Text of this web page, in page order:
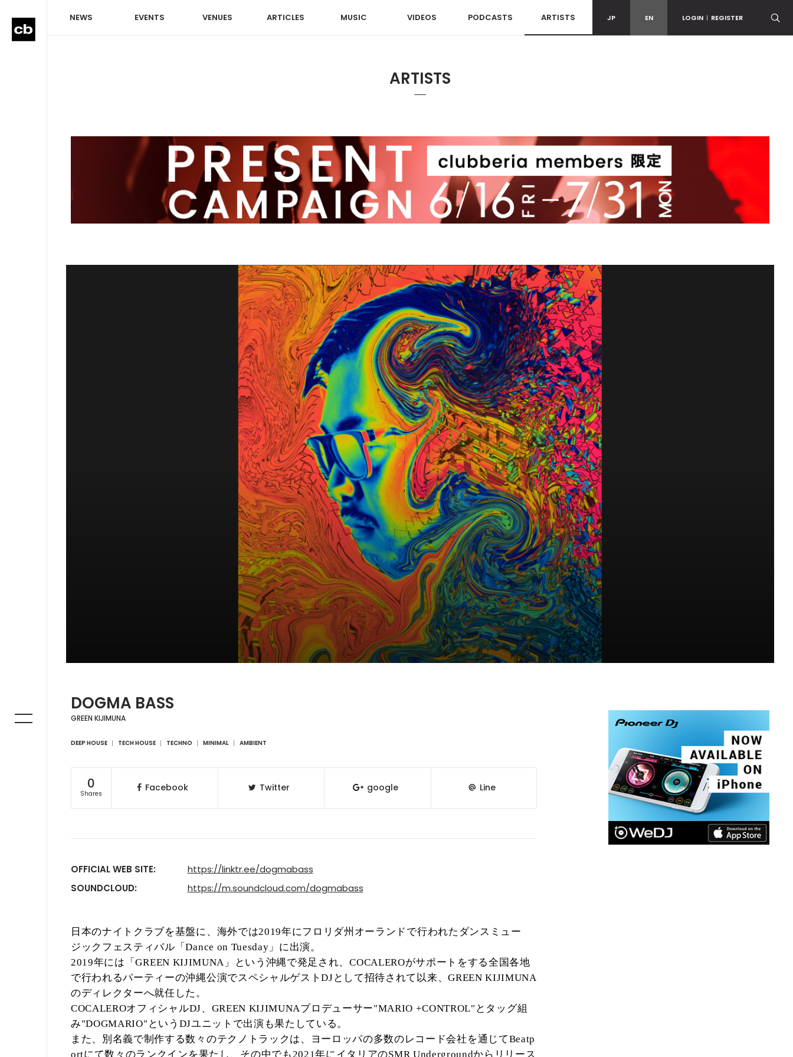
NEWS EVENTS VENUES ARTICLES MUSIC VIDEOS PODCASTS ARTISTS JP EN LOGIN | REGISTER
ARTISTS
DOGMA BASS
GREEN KIJIMUNA
DEEP HOUSE TECH HOUSE TECHNO MINIMAL AMBIENT
0
Shares
Facebook Twitter google Line
OFFICIAL WEB SITE:
https://linktr.ee/dogmabass
SOUNDCLOUD:
https://m.soundcloud.com/dogmabass
日本のナイトクラブを基盤に、海外では2019年にフロリダ州オーランドで行われたダンスミュー
ジックフェスティバル「Dance on Tuesday 」に出演。
2019年には「GREEN KIJIMUNA 」という沖縄で発足され、COCALEROがサポートをする全国各地
で行われるパーティーの沖縄公演でスペシャルゲストDJ として招待されて以来、GREEN KIJIMUNA
のディレクターへ就任した。
COCALEROオフィシャルDJ、 GREEN KIJIMUNAプロデューサー"MARIO +CONTROL" とタッグ組
み"DOGMARIO" という DJユニットで出演も果たしている。
また、別名義で制作する数々のテクノトラックは、ヨーロッパの多数のレコード会社を通じてBeatp
ortにて数々のランクインを果たし、その中でも 2021年にイタリアのSMR Undergroundからリリース